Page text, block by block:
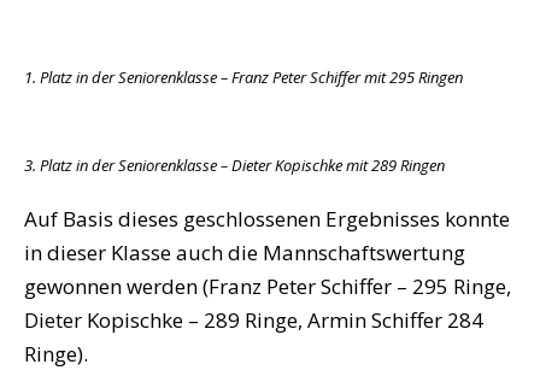
1. Platz in der Seniorenklasse – Franz Peter Schiffer mit 295 Ringen
3. Platz in der Seniorenklasse – Dieter Kopischke mit 289 Ringen
Auf Basis dieses geschlossenen Ergebnisses konnte
in dieser Klasse auch die Mannschaftswertung
gewonnen werden (Franz Peter Schiffer – 295 Ringe,
Dieter Kopischke – 289 Ringe, Armin Schiffer 284
Ringe).